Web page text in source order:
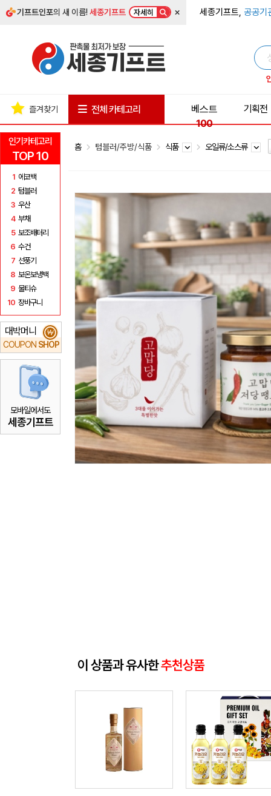
기프트인포의 새 이름!세종기프트 자세히 × 세종기프트, 공공기
인기카테고리
TOP 10
1 에코백
2 텀블러
3 우산
4 부채
5 보조배터리
6 수건
7 선풍기
8 보온보냉백
9 물티슈
10 장바구니
대박머니
COUPON SHOP
₩
모바일에서도
세종기프트
즐겨찾기 전체 카테고리
베스트
100
기획전
홈 텀블러/주방/식품 식품 오일류/소스류
이 상품과 유사한추천상품